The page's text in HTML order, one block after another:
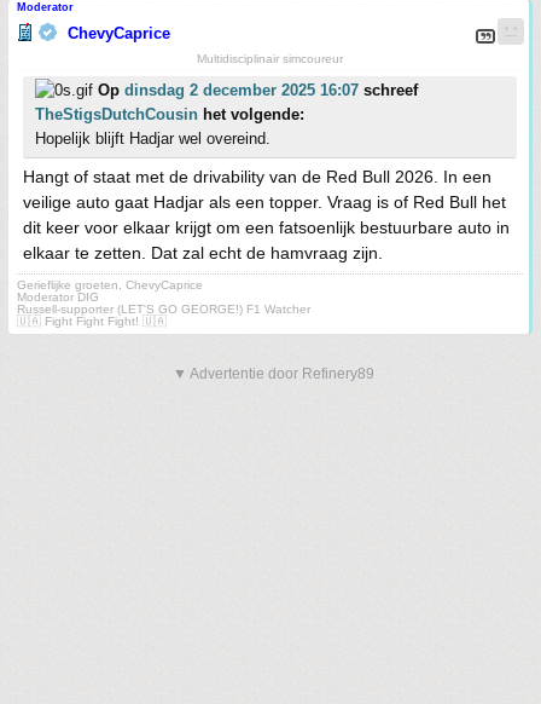
Moderator
ChevyCaprice
Multidisciplinair simcoureur
Op dinsdag 2 december 2025 16:07 schreef
TheStigsDutchCousin het volgende:
Hopelijk blijft Hadjar wel overeind.
Hangt of staat met de drivability van de Red Bull 2026. In een
veilige auto gaat Hadjar als een topper. Vraag is of Red Bull het
dit keer voor elkaar krijgt om een fatsoenlijk bestuurbare auto in
elkaar te zetten. Dat zal echt de hamvraag zijn.
Gerieflijke groeten, ChevyCaprice
Moderator DIG
Russell-supporter (LET'S GO GEORGE!) F1 Watcher
🇺🇦 Fight Fight Fight! 🇺🇦
▼ Advertentie door Refinery89